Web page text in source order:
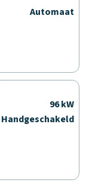
Automaat
96 kW
Handgeschakeld